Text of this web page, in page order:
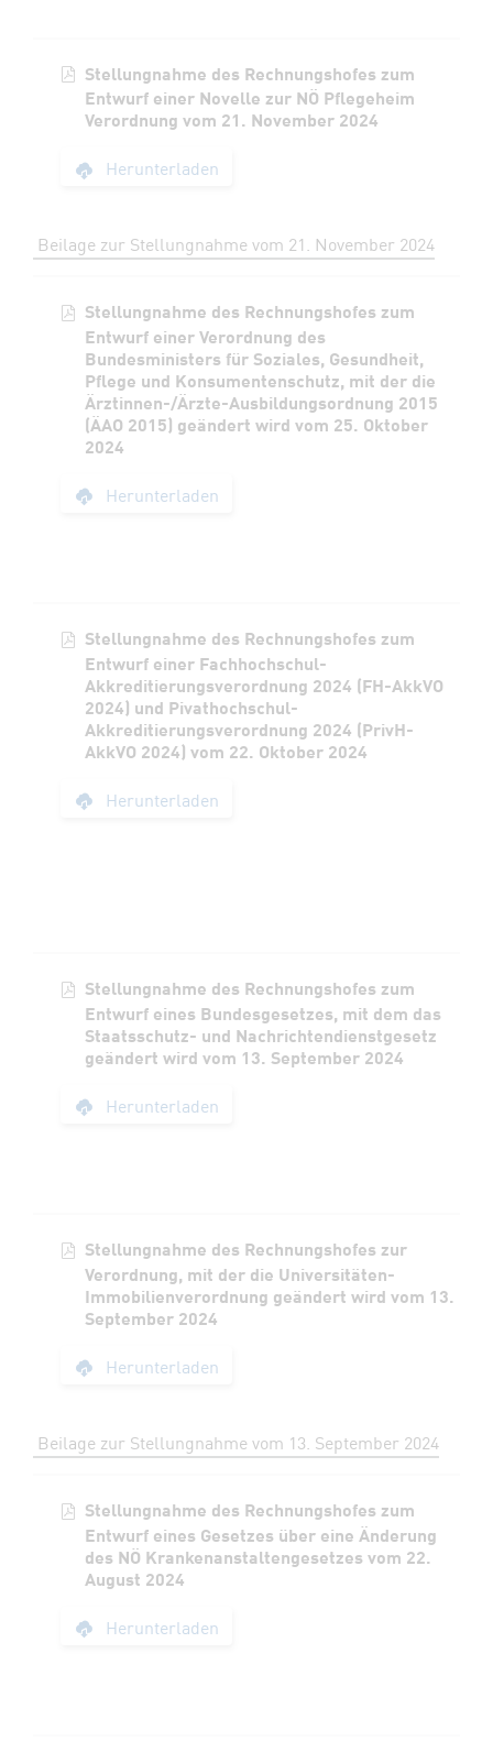
Stellungnahme des Rechnungshofes zum
Entwurf einer Novelle zur NÖ Pflegeheim
Verordnung vom 21. November 2024
Stellungnahme
Herunterladen
Beilage zur Stellungnahme vom 21. November 2024
Stellungnahme des Rechnungshofes zum
Entwurf einer Verordnung des
Bundesministers für Soziales, Gesundheit,
Pflege und Konsumentenschutz, mit der die
Ärztinnen-/Ärzte-Ausbildungsordnung 2015
(ÄAO 2015) geändert wird vom 25. Oktober
2024
Stellungnahme
Herunterladen
Stellungnahme des Rechnungshofes zum
Entwurf einer Fachhochschul-
Akkreditierungsverordnung 2024 (FH-AkkVO
2024) und Pivathochschul-
Akkreditierungsverordnung 2024 (PrivH-
AkkVO 2024) vom 22. Oktober 2024
Stellungnahme
Herunterladen
Stellungnahme des Rechnungshofes zum
Entwurf eines Bundesgesetzes, mit dem das
Staatsschutz- und Nachrichtendienstgesetz
geändert wird vom 13. September 2024
Stellungnahme
Herunterladen
Stellungnahme des Rechnungshofes zur
Verordnung, mit der die Universitäten-
Immobilienverordnung geändert wird vom 13.
September 2024
Stellungnahme
Herunterladen
Beilage zur Stellungnahme vom 13. September 2024
Stellungnahme des Rechnungshofes zum
Entwurf eines Gesetzes über eine Änderung
des NÖ Krankenanstaltengesetzes vom 22.
August 2024
Stellungnahme
Herunterladen